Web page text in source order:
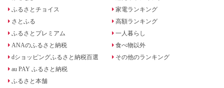
ふるさとチョイス
さとふる
ふるさとプレミアム
ANAのふるさと納税
dショッピングふるさと納税百選
au PAY ふるさと納税
ふるさと本舗
家電ランキング
高額ランキング
一人暮らし
食べ物以外
その他のランキング